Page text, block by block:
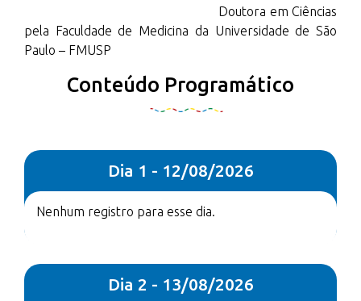
Doutora em Ciências
pela Faculdade de Medicina da Universidade de São
Paulo – FMUSP
Conteúdo Programático
Dia 1 - 12/08/2026
Nenhum registro para esse dia.
Dia 2 - 13/08/2026